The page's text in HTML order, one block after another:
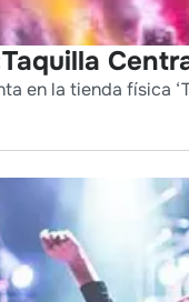
en la tienda física